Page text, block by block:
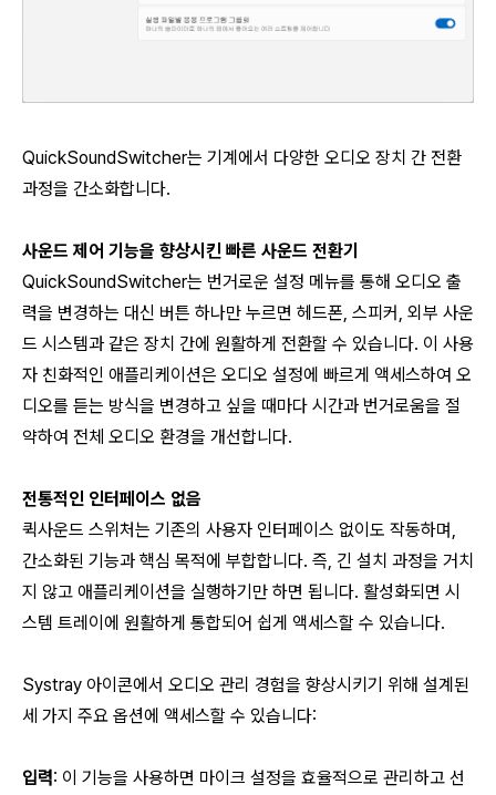
QuickSoundSwitcher는 기계에서 다양한 오디오 장치 간 전환
과정을 간소화합니다.
사운드 제어 기능을 향상시킨 빠른 사운드 전환기
QuickSoundSwitcher는 번거로운 설정 메뉴를 통해 오디오 출
력을 변경하는 대신 버튼 하나만 누르면 헤드폰, 스피커, 외부 사운
드 시스템과 같은 장치 간에 원활하게 전환할 수 있습니다. 이 사용
자 친화적인 애플리케이션은 오디오 설정에 빠르게 액세스하여 오
디오를 듣는 방식을 변경하고 싶을 때마다 시간과 번거로움을 절
약하여 전체 오디오 환경을 개선합니다.
전통적인 인터페이스 없음
퀵사운드 스위처는 기존의 사용자 인터페이스 없이도 작동하며,
간소화된 기능과 핵심 목적에 부합합니다. 즉, 긴 설치 과정을 거치
지 않고 애플리케이션을 실행하기만 하면 됩니다. 활성화되면 시
스템 트레이에 원활하게 통합되어 쉽게 액세스할 수 있습니다.
Systray 아이콘에서 오디오 관리 경험을 향상시키기 위해 설계된
세 가지 주요 옵션에 액세스할 수 있습니다:
입력: 이 기능을 사용하면 마이크 설정을 효율적으로 관리하고 선